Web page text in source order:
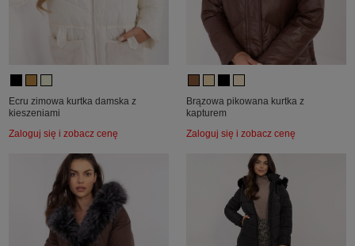
Ecru zimowa kurtka damska z
kieszeniami
Zaloguj się i zobacz cenę
Brązowa pikowana kurtka z
kapturem
Zaloguj się i zobacz cenę